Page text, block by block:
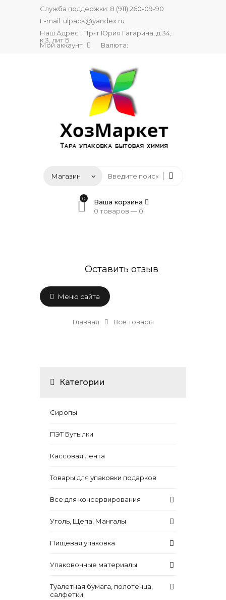
Служба поддержки: 8 (911) 260-09-90
E-mail: ulpack@yandex.ru
Наш Адрес : Пр-т Юрия Гагарина, д 34,
к 3, лит Б
Мой аккаунт Валюта:
0
Ваша корзина
0 товаров — 0
Оставить отзыв
Меню сайта
Главная Все товары
Категории
Сиропы
ПЭТ Бутылки
Кассовая лента
Товары для упаковки подарков
Все для консервирования
Уголь, Щепа, Мангалы
Пищевая упаковка
Упаковочные материалы
Туалетная бумага, полотенца,
салфетки